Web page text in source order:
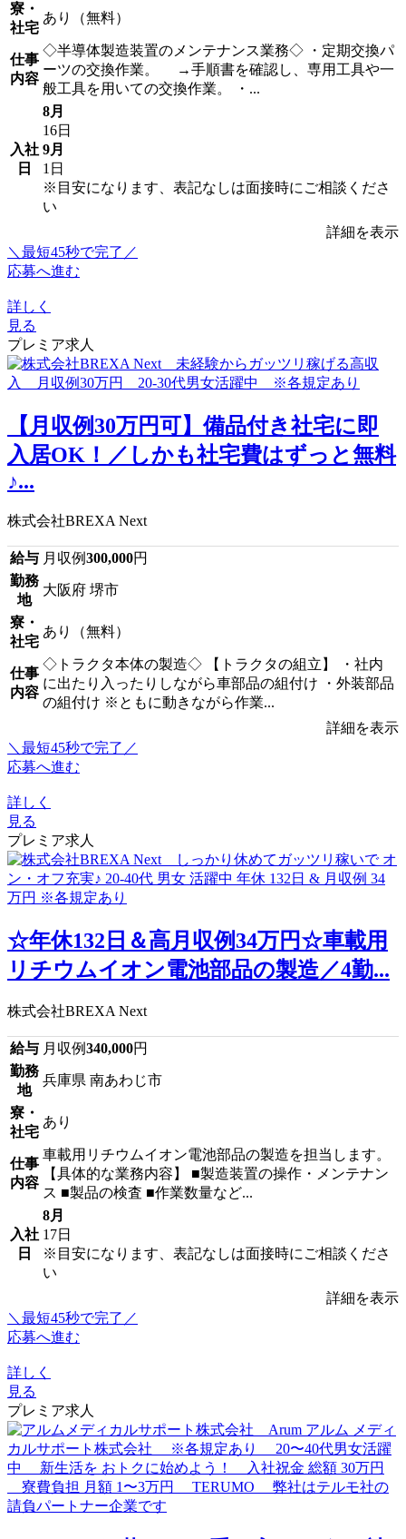
寮・
社宅
あり（無料）
仕事
内容
◇半導体製造装置のメンテナンス業務◇ ・定期交換パ
ーツの交換作業。 →手順書を確認し、専用工具や一
般工具を用いての交換作業。 ・...
入社
日
8月
16日
9月
1日
※目安になります、表記なしは面接時にご相談くださ
い
詳細を表示
＼最短45秒で完了／
応募へ進む
詳しく
見る
プレミア求人
【月収例30万円可】備品付き社宅に即
入居OK！／しかも社宅費はずっと無料
♪...
株式会社BREXA Next
給与 月収例300,000円
勤務
地
大阪府 堺市
寮・
社宅
あり（無料）
仕事
内容
◇トラクタ本体の製造◇ 【トラクタの組立】 ・社内
に出たり入ったりしながら車部品の組付け ・外装部品
の組付け ※ともに動きながら作業...
詳細を表示
＼最短45秒で完了／
応募へ進む
詳しく
見る
プレミア求人
☆年休132日＆高月収例34万円☆車載用
リチウムイオン電池部品の製造／4勤...
株式会社BREXA Next
給与 月収例340,000円
勤務
地
兵庫県 南あわじ市
寮・
社宅
あり
仕事
内容
車載用リチウムイオン電池部品の製造を担当します。
【具体的な業務内容】 ■製造装置の操作・メンテナン
ス ■製品の検査 ■作業数量など...
入社
日
8月
17日
※目安になります、表記なしは面接時にご相談くださ
い
詳細を表示
＼最短45秒で完了／
応募へ進む
詳しく
見る
プレミア求人